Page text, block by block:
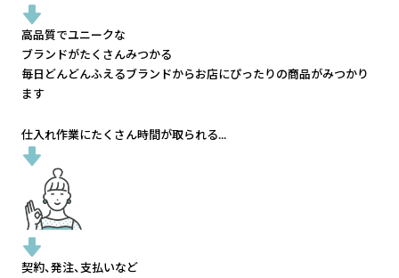
高品質でユニークな
ブランドがたくさんみつかる
毎日どんどんふえるブランドからお店にぴったりの商品がみつかり
ます
仕入れ作業にたくさん時間が取られる...
契約、発注、支払いなど